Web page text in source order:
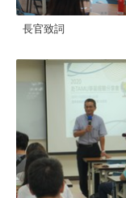
長官致詞